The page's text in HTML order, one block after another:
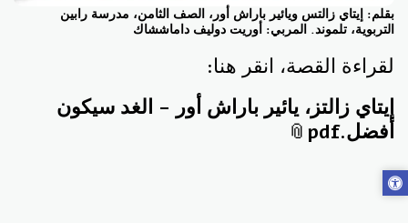
بقلم: إيتاي زالتس ويائير باراش أور، الصف الثامن، مدرسة رابين
التربوية، تلموند. المربي: أوريت دوليف داماششاك
لقراءة القصة، انقر هنا:
إيتاي زالتز، يائير باراش أور - الغد سيكون
أفضل.pdf